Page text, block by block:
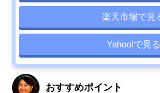
楽天市場で見
Yahoo!で見る
おすすめポイント